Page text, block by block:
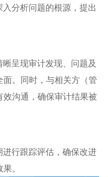
分析问题的根源，提出
呈现审计发现、问题及
。同时，与相关方（管
沟通，确保审计结果被
行跟踪评估，确保改进
。